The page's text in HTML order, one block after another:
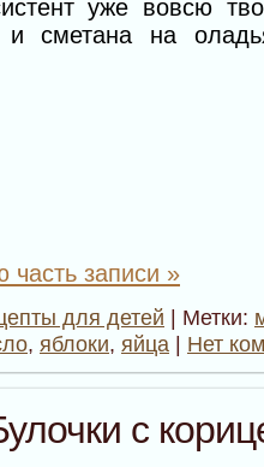
уже вовсю
и сметана на
часть записи »
для детей | Метки:
, яблоки, яйца | Нет
с